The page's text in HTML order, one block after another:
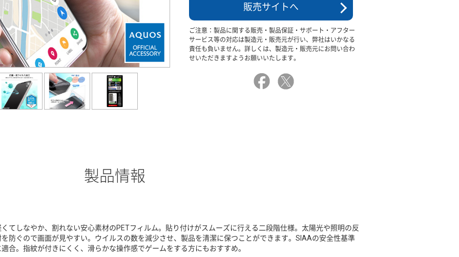
販売サイトへ
ご注意：製品に関する販売・製品保証・サポート・アフター
サービス等の対応は製造元・販売元が行い、弊社はいかなる
責任も負いません。詳しくは、製造元・販売元にお問い合わ
せいただきますようお願いいたします。
製品情報
くてしなやか、割れない安心素材のPETフィルム。貼り付けがスムーズに行える二段階仕様。太陽光や照明の反
を防ぐので画面が見やすい。ウイルスの数を減少させ、製品を清潔に保つことができます。SIAAの安全性基準
適合。指紋が付きにくく、滑らかな操作感でゲームをする方にもおすすめ。